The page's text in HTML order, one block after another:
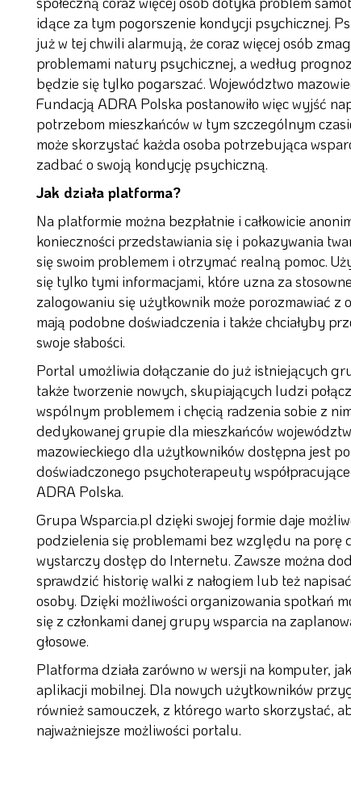
idące za tym pogorszenie kondycji psychicznej.
już w tej chwili alarmują, że coraz więcej osób
problemami natury psychicznej, a według
będzie się tylko pogarszać. Województwo
Fundacją ADRA Polska postanowiło więc wyjść
potrzebom mieszkańców w tym szczególnym
może skorzystać każda osoba potrzebująca
zadbać o swoją kondycję psychiczną.
Jak działa platforma?
Na platformie można bezpłatnie i całkowicie
konieczności przedstawiania się i pokazywania
się swoim problemem i otrzymać realną pomoc.
się tylko tymi informacjami, które uzna za
zalogowaniu się użytkownik może porozmawiać z
mają podobne doświadczenia i także chciałyby
swoje słabości.
Portal umożliwia dołączanie do już istniejących
także tworzenie nowych, skupiających ludzi
wspólnym problemem i chęcią radzenia sobie z
dedykowanej grupie dla mieszkańców
mazowieckiego dla użytkowników dostępna jest
doświadczonego psychoterapeuty
ADRA Polska.
Grupa Wsparcia.pl dzięki swojej formie daje
podzielenia się problemami bez względu na porę
wystarczy dostęp do Internetu. Zawsze można
sprawdzić historię walki z nałogiem lub też
osoby. Dzięki możliwości organizowania spotkań
się z członkami danej grupy wsparcia na
głosowe.
Platforma działa zarówno w wersji na komputer,
aplikacji mobilnej. Dla nowych użytkowników
również samouczek, z którego warto skorzystać,
najważniejsze możliwości portalu.